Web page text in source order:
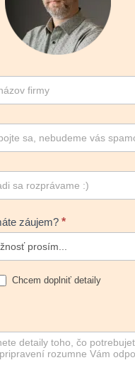
záujem? *
Chcem doplniť detaily